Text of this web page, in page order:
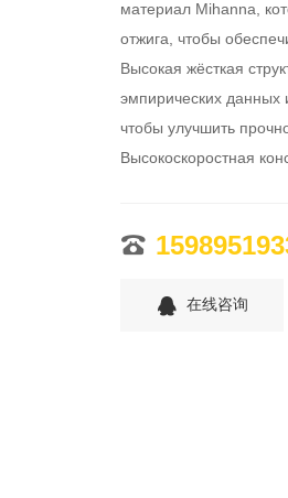
материал Mihanna,
отжига, чтобы
Высокая жёсткая
эмпирических данных
чтобы улучшить
Высокоскоростная
фактические
在线咨询